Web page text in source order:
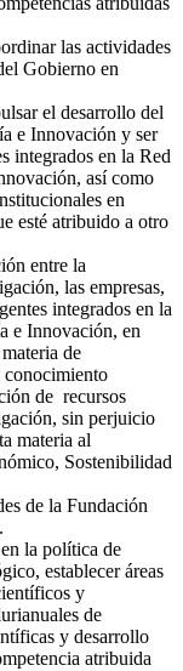
las actividades
Gobierno en
el desarrollo del
e Innovación y ser
integrados en la Red
así como
en
esté atribuido a otro
entre la
las empresas,
integrados en la
e Innovación, en
de
conocimiento
de recursos
sin perjuicio
materia al
Sostenibilidad
de la Fundación
la política de
establecer áreas
y
de
y desarrollo
atribuida